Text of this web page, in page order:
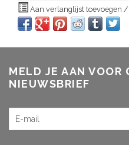
Aan verlanglijst toevoegen /
MELD JE AAN VOOR
NIEUWSBRIEF